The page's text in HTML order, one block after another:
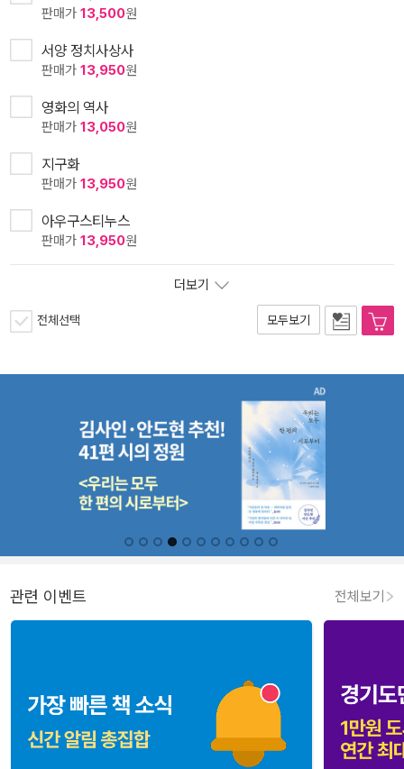
판매가 13,500원
서양 정치사상사
판매가 13,950원
영화의 역사
판매가 13,050원
지구화
판매가 13,950원
아우구스티누스
판매가 13,950원
더보기
전체선택 모두보기
관련 이벤트 전체보기